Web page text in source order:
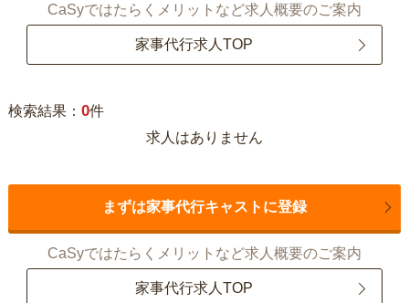
CaSyではたらくメリットなど求人概要のご案内
家事代行求人TOP
検索結果： 0件
求人はありません
まずは家事代行キャストに登録
CaSyではたらくメリットなど求人概要のご案内
家事代行求人TOP